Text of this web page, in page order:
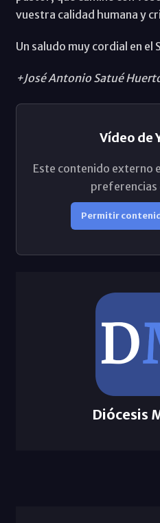
vuestra calidad humana y
Un saludo muy cordial en el
+José Antonio Satué
Vídeo de
Este contenido externo
preferencias
Permitir
Diócesis